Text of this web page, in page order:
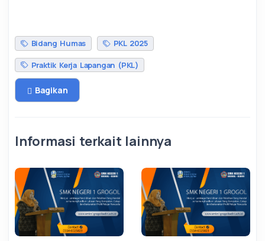
Bidang Humas PKL 2025
Praktik Kerja Lapangan (PKL)
Bagikan
Informasi terkait lainnya